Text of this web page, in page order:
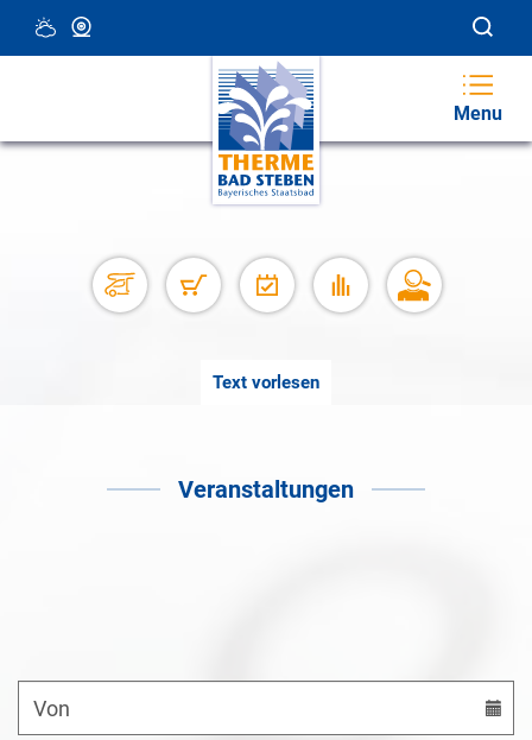
18 °C, Teilweise Wolkig
Menu
Text vorlesen
Veranstaltungen
von